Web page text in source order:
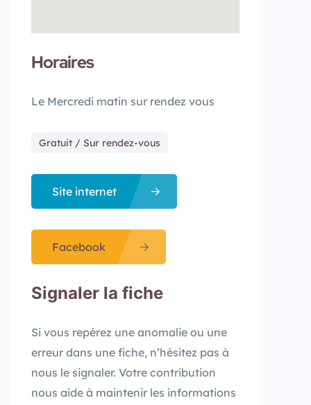
Horaires
Le Mercredi matin sur rendez vous
Gratuit / Sur rendez-vous
Site internet
Facebook
Signaler la fiche​
Si vous repérez une anomalie ou une
erreur dans une fiche, n’hésitez pas à
nous le signaler. Votre contribution
nous aide à maintenir les informations